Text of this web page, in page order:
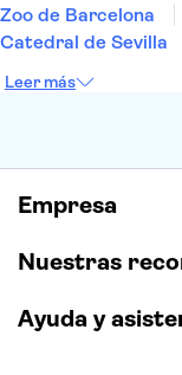
Zoo de Barcelona
Catedral de Sevilla
Montserrat
Parque Warner
Leer más
Empresa
Nuestras
Ayuda y